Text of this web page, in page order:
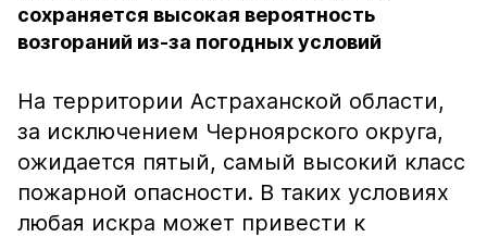
сохраняется высокая вероятность
возгораний из-за погодных условий
На территории Астраханской области,
за исключением Черноярского округа,
ожидается пятый, самый высокий класс
пожарной опасности. В таких условиях
любая искра может привести к